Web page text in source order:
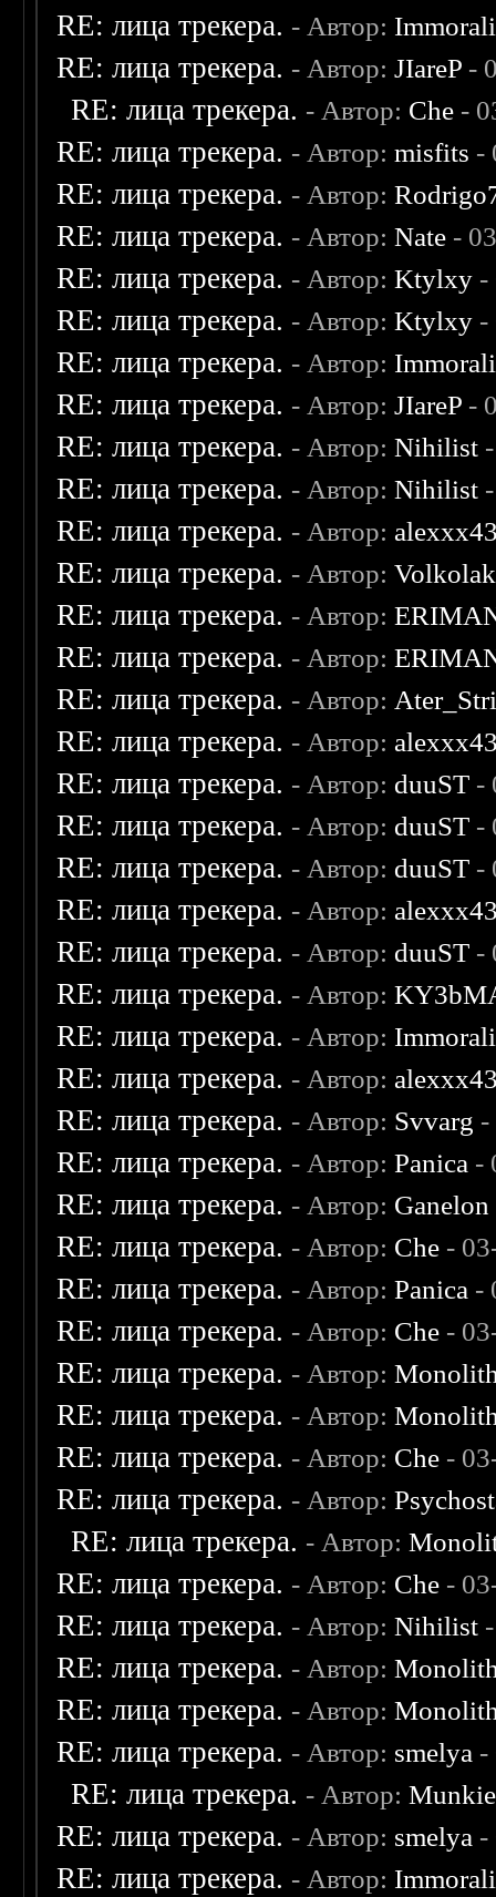
RE: лица трекера. - Автор:
RE: лица трекера. - Автор:JIareP -
RE: лица трекера. - Автор: Che -
RE: лица трекера. - Автор:misfits -
RE: лица трекера. - Автор:
RE: лица трекера. - Автор:Nate -
RE: лица трекера. - Автор:Ktylxy -
RE: лица трекера. - Автор:Ktylxy -
RE: лица трекера. - Автор:
RE: лица трекера. - Автор:JIareP -
RE: лица трекера. - Автор:Nihilist
RE: лица трекера. - Автор:Nihilist
RE: лица трекера. - Автор:
RE: лица трекера. - Автор:Volkolak
RE: лица трекера. - Автор:
RE: лица трекера. - Автор:
RE: лица трекера. - Автор:
RE: лица трекера. - Автор:
RE: лица трекера. - Автор: duuST -
RE: лица трекера. - Автор: duuST -
RE: лица трекера. - Автор: duuST -
RE: лица трекера. - Автор:
RE: лица трекера. - Автор: duuST -
RE: лица трекера. - Автор:
RE: лица трекера. - Автор:
RE: лица трекера. - Автор:
RE: лица трекера. - Автор: Svvarg -
RE: лица трекера. - Автор:Panica -
RE: лица трекера. - Автор: Ganelon
RE: лица трекера. - Автор: Che -
RE: лица трекера. - Автор:Panica -
RE: лица трекера. - Автор: Che -
RE: лица трекера. - Автор:
RE: лица трекера. - Автор:
RE: лица трекера. - Автор: Che -
RE: лица трекера. - Автор:
RE: лица трекера. - Автор:
RE: лица трекера. - Автор: Che -
RE: лица трекера. - Автор:Nihilist
RE: лица трекера. - Автор:
RE: лица трекера. - Автор:
RE: лица трекера. - Автор: smelya -
RE: лица трекера. - Автор:Munkie
RE: лица трекера. - Автор: smelya -
RE: лица трекера. - Автор: